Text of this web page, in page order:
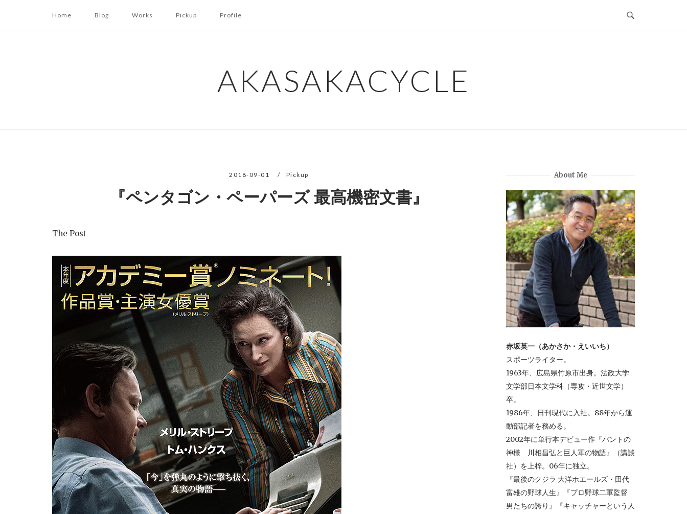
Home Blog Works Pickup Profile
AKASAKACYCLE
2018-09-01 Pickup
『ペンタゴン・ペーパーズ 最高機密文書』
The Post
About Me
赤坂英一（あかさか・えいいち）
スポーツライター。
1963年、広島県竹原市出身。法政大学
文学部日本文学科（専攻・近世文学）
卒。
1986年、日刊現代に入社。88年から運
動部記者を務める。
2002年に単行本デビュー作『バントの
神様 川相昌弘と巨人軍の物語』（講談
社）を上梓。06年に独立。
『最後のクジラ 大洋ホエールズ・田代
富雄の野球人生』『プロ野球二軍監督
男たちの誇り』『キャッチャーという人